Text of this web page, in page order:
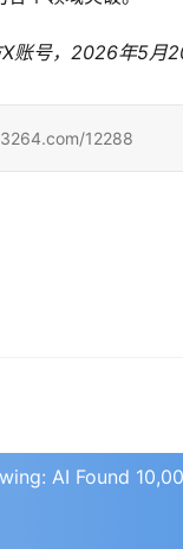
账号，2026年5月
12288
AI Found